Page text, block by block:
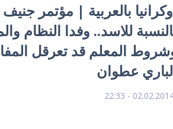
بالعربية | مؤتمر
للاسد.. وفدا النظام
المعلم قد تعرقل
عطوان
02.02.2014 -